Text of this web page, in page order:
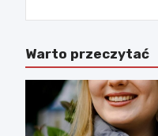
Warto przeczytać